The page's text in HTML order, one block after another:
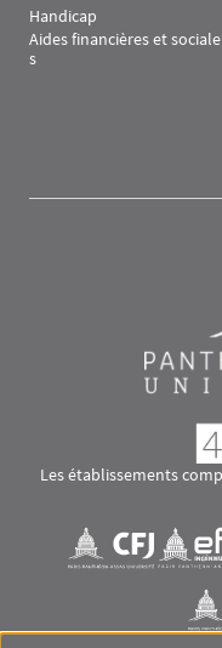
Handicap
Aides financières et sociale
s
Les établissements
Visuel svgVisuel